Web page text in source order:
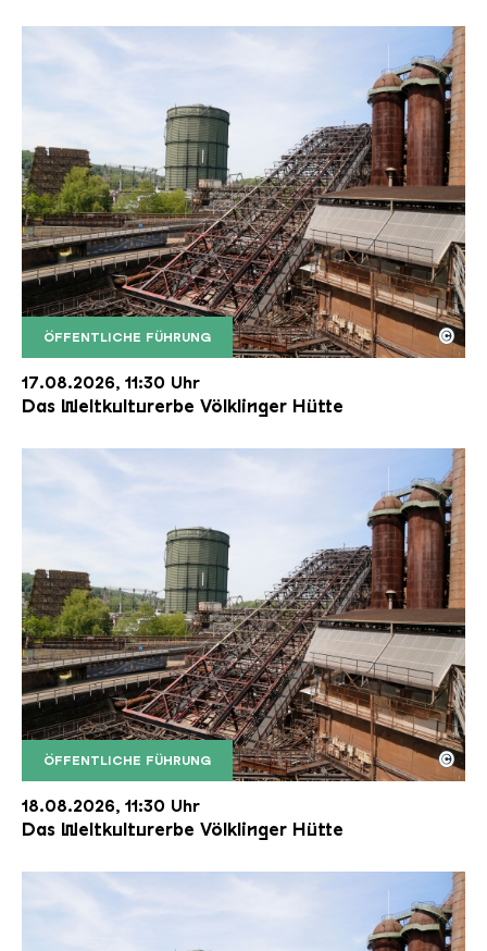
ÖFFENTLICHE FÜHRUNG
Der Erzschrägaufzug der Völklinger Hütte mit
Copyright: Weltkulturerbe Völklinger Hütte | Karl
©
17.08.2026, 11:30 Uhr
Das Weltkulturerbe Völklinger Hütte
ÖFFENTLICHE FÜHRUNG
Der Erzschrägaufzug der Völklinger Hütte mit
Copyright: Weltkulturerbe Völklinger Hütte | Karl
©
18.08.2026, 11:30 Uhr
Das Weltkulturerbe Völklinger Hütte